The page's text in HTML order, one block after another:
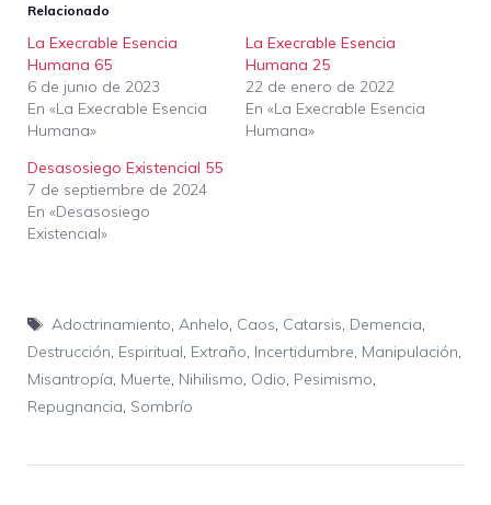
Relacionado
La Execrable Esencia
Humana 65
6 de junio de 2023
En «La Execrable Esencia
Humana»
La Execrable Esencia
Humana 25
22 de enero de 2022
En «La Execrable Esencia
Humana»
Desasosiego Existencial 55
7 de septiembre de 2024
En «Desasosiego
Existencial»
Etiquetas
Adoctrinamiento, Anhelo, Caos, Catarsis, Demencia,
Destrucción, Espiritual, Extraño, Incertidumbre, Manipulación,
Misantropía, Muerte, Nihilismo, Odio, Pesimismo,
Repugnancia, Sombrío